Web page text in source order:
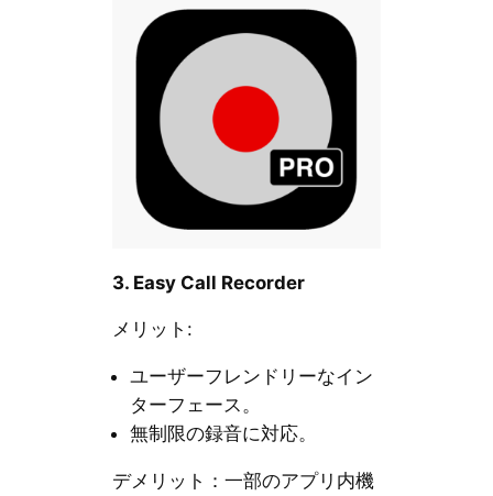
3. Easy Call Recorder
メリット:
ユーザーフレンドリーなイン
ターフェース。
無制限の録音に対応。
デメリット：一部のアプリ内機